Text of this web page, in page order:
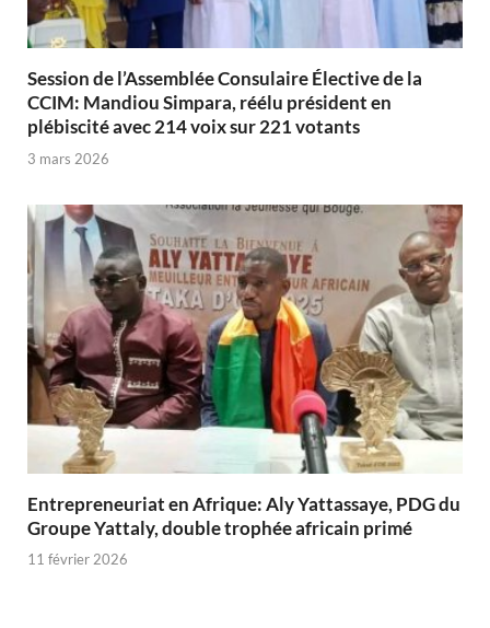
Session de l’Assemblée Consulaire Élective de la
CCIM: Mandiou Simpara, réélu président en
plébiscité avec 214 voix sur 221 votants
3 mars 2026
Entrepreneuriat en Afrique: Aly Yattassaye, PDG du
Groupe Yattaly, double trophée africain primé
11 février 2026